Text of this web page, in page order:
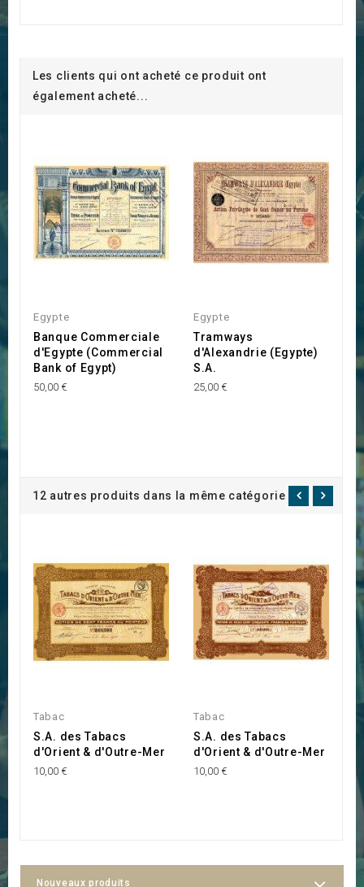
Les clients qui ont acheté ce produit ont
également acheté...
Egypte
Banque Commerciale
d'Egypte (Commercial
Bank of Egypt)
50,00 €
Egypte
Tramways
d'Alexandrie (Egypte)
S.A.
25,00 €
12 autres produits dans la même catégorie :
Tabac
S.A. des Tabacs
d'Orient & d'Outre-Mer
10,00 €
Tabac
S.A. des Tabacs
d'Orient & d'Outre-Mer
10,00 €
Nouveaux produits